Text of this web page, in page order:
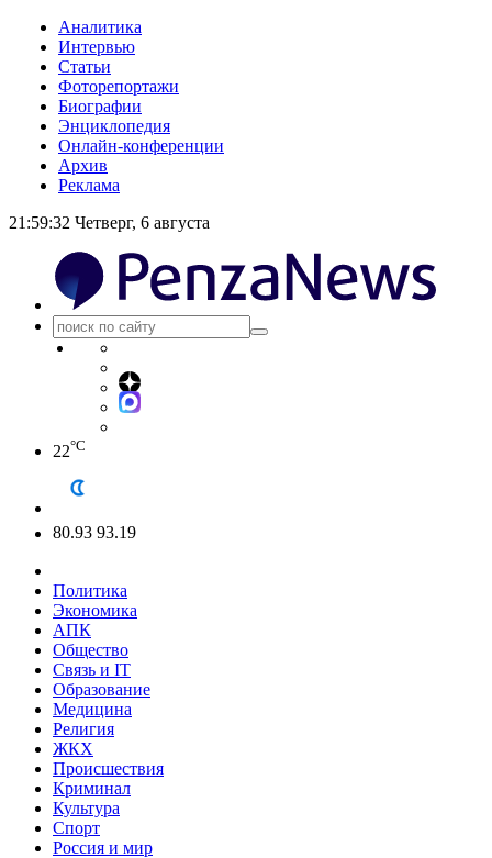
Аналитика
Интервью
Статьи
Фоторепортажи
Биографии
Энциклопедия
Онлайн-конференции
Архив
Реклама
21:59:32 Четверг, 6 августа
22°C
80.93 93.19
Политика
Экономика
АПК
Общество
Связь и IT
Образование
Медицина
Религия
ЖКХ
Происшествия
Криминал
Культура
Спорт
Россия и мир